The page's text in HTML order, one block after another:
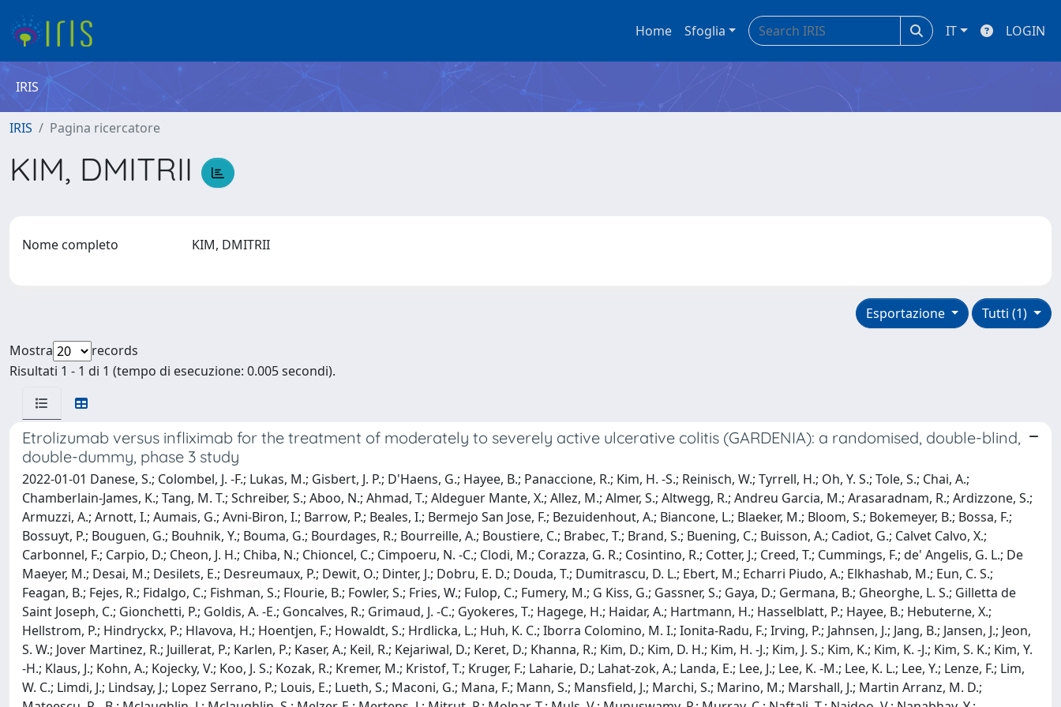
Home Sfoglia IT LOGIN
IRIS
IRIS Pagina ricercatore
KIM, DMITRII
Nome completo KIM, DMITRII
Tutti (1)
Esportazione
Mostra
records
Risultati 1 - 1 di 1 (tempo di esecuzione: 0.005 secondi).
Etrolizumab versus infliximab for the treatment of moderately to severely active ulcerative colitis (GARDENIA): a randomised, double-blind,
double-dummy, phase 3 study
2022-01-01 Danese, S.; Colombel, J. -F.; Lukas, M.; Gisbert, J. P.; D'Haens, G.; Hayee, B.; Panaccione, R.; Kim, H. -S.; Reinisch, W.; Tyrrell, H.; Oh, Y. S.; Tole, S.; Chai, A.;
Chamberlain-James, K.; Tang, M. T.; Schreiber, S.; Aboo, N.; Ahmad, T.; Aldeguer Mante, X.; Allez, M.; Almer, S.; Altwegg, R.; Andreu Garcia, M.; Arasaradnam, R.; Ardizzone, S.;
Armuzzi, A.; Arnott, I.; Aumais, G.; Avni-Biron, I.; Barrow, P.; Beales, I.; Bermejo San Jose, F.; Bezuidenhout, A.; Biancone, L.; Blaeker, M.; Bloom, S.; Bokemeyer, B.; Bossa, F.;
Bossuyt, P.; Bouguen, G.; Bouhnik, Y.; Bouma, G.; Bourdages, R.; Bourreille, A.; Boustiere, C.; Brabec, T.; Brand, S.; Buening, C.; Buisson, A.; Cadiot, G.; Calvet Calvo, X.;
Carbonnel, F.; Carpio, D.; Cheon, J. H.; Chiba, N.; Chioncel, C.; Cimpoeru, N. -C.; Clodi, M.; Corazza, G. R.; Cosintino, R.; Cotter, J.; Creed, T.; Cummings, F.; de' Angelis, G. L.; De
Maeyer, M.; Desai, M.; Desilets, E.; Desreumaux, P.; Dewit, O.; Dinter, J.; Dobru, E. D.; Douda, T.; Dumitrascu, D. L.; Ebert, M.; Echarri Piudo, A.; Elkhashab, M.; Eun, C. S.;
Feagan, B.; Fejes, R.; Fidalgo, C.; Fishman, S.; Flourie, B.; Fowler, S.; Fries, W.; Fulop, C.; Fumery, M.; G Kiss, G.; Gassner, S.; Gaya, D.; Germana, B.; Gheorghe, L. S.; Gilletta de
Saint Joseph, C.; Gionchetti, P.; Goldis, A. -E.; Goncalves, R.; Grimaud, J. -C.; Gyokeres, T.; Hagege, H.; Haidar, A.; Hartmann, H.; Hasselblatt, P.; Hayee, B.; Hebuterne, X.;
Hellstrom, P.; Hindryckx, P.; Hlavova, H.; Hoentjen, F.; Howaldt, S.; Hrdlicka, L.; Huh, K. C.; Iborra Colomino, M. I.; Ionita-Radu, F.; Irving, P.; Jahnsen, J.; Jang, B.; Jansen, J.; Jeon,
S. W.; Jover Martinez, R.; Juillerat, P.; Karlen, P.; Kaser, A.; Keil, R.; Kejariwal, D.; Keret, D.; Khanna, R.; Kim, D.; Kim, D. H.; Kim, H. -J.; Kim, J. S.; Kim, K.; Kim, K. -J.; Kim, S. K.; Kim, Y.
-H.; Klaus, J.; Kohn, A.; Kojecky, V.; Koo, J. S.; Kozak, R.; Kremer, M.; Kristof, T.; Kruger, F.; Laharie, D.; Lahat-zok, A.; Landa, E.; Lee, J.; Lee, K. -M.; Lee, K. L.; Lee, Y.; Lenze, F.; Lim,
W. C.; Limdi, J.; Lindsay, J.; Lopez Serrano, P.; Louis, E.; Lueth, S.; Maconi, G.; Mana, F.; Mann, S.; Mansfield, J.; Marchi, S.; Marino, M.; Marshall, J.; Martin Arranz, M. D.;